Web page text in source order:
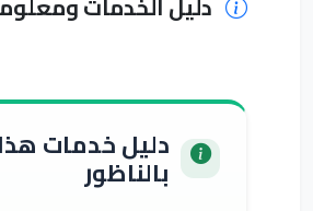
دليل خدمات
بالناظور